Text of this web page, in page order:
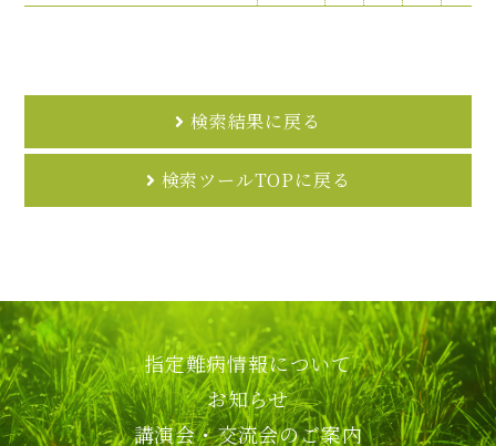
検索結果に戻る
検索ツールTOPに戻る
指定難病情報について
お知らせ
講演会・交流会のご案内